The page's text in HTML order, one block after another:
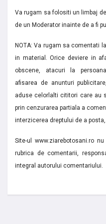
Va rugam sa folositi un limbaj
de un Moderator inainte de a fi
NOTA: Va rugam sa comentati
in material. Orice deviere in
obscene, atacuri la
afisarea de anunturi
aduse celorlalti cititori care au
prin cenzurarea partiala a
interzicerea dreptului de a
Site-ul www.ziarebotosani.ro
rubrica de comentarii,
integral autorului comentariului.